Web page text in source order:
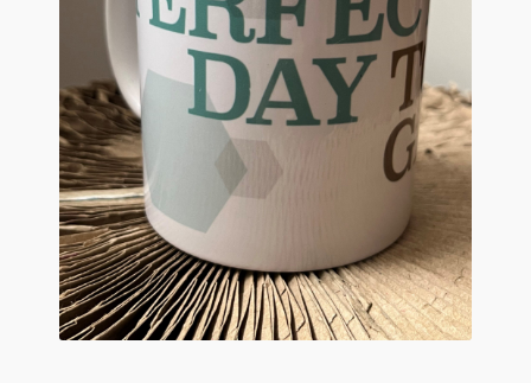
Warenkorb
Widerrufsbelehrung
Zahlungsarten